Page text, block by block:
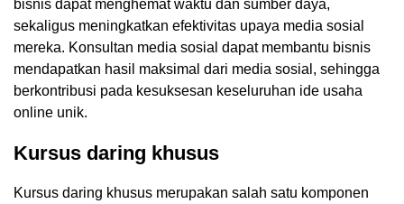
bisnis dapat menghemat waktu dan sumber daya,
sekaligus meningkatkan efektivitas upaya media sosial
mereka. Konsultan media sosial dapat membantu bisnis
mendapatkan hasil maksimal dari media sosial, sehingga
berkontribusi pada kesuksesan keseluruhan ide usaha
online unik.
Kursus daring khusus
Kursus daring khusus merupakan salah satu komponen